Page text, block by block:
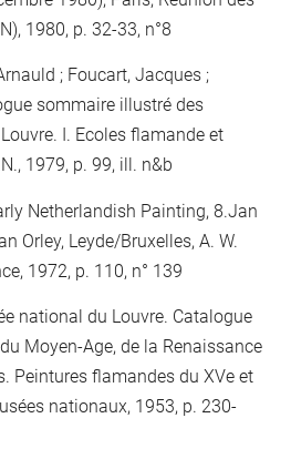
1980, p. 32-33, n°8
; Foucart, Jacques ;
sommaire illustré des
I. Ecoles flamande et
1979, p. 99, ill. n&b
Netherlandish Painting, 8.Jan
Orley, Leyde/Bruxelles, A. W.
1972, p. 110, n° 139
national du Louvre. Catalogue
Moyen-Age, de la Renaissance
Peintures flamandes du XVe et
nationaux, 1953, p. 230-